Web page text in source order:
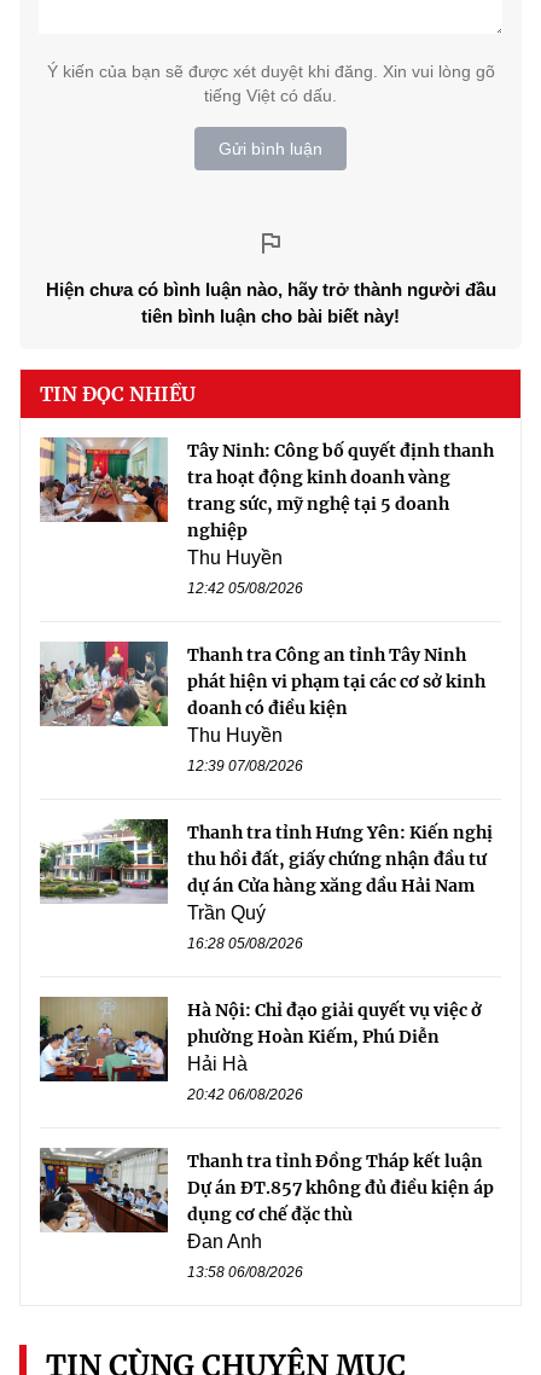
Ý kiến của bạn sẽ được xét duyệt khi đăng. Xin vui lòng gõ
tiếng Việt có dấu.
Gửi bình luận
Hiện chưa có bình luận nào, hãy trở thành người đầu
tiên bình luận cho bài biết này!
TIN ĐỌC NHIỀU
Tây Ninh: Công bố quyết định thanh
tra hoạt động kinh doanh vàng
trang sức, mỹ nghệ tại 5 doanh
nghiệp
Thu Huyền
12:42 05/08/2026
Thanh tra Công an tỉnh Tây Ninh
phát hiện vi phạm tại các cơ sở kinh
doanh có điều kiện
Thu Huyền
12:39 07/08/2026
Thanh tra tỉnh Hưng Yên: Kiến nghị
thu hồi đất, giấy chứng nhận đầu tư
dự án Cửa hàng xăng dầu Hải Nam
Trần Quý
16:28 05/08/2026
Hà Nội: Chỉ đạo giải quyết vụ việc ở
phường Hoàn Kiếm, Phú Diễn
Hải Hà
20:42 06/08/2026
Thanh tra tỉnh Đồng Tháp kết luận
Dự án ĐT.857 không đủ điều kiện áp
dụng cơ chế đặc thù
Đan Anh
13:58 06/08/2026
TIN CÙNG CHUYÊN MỤC